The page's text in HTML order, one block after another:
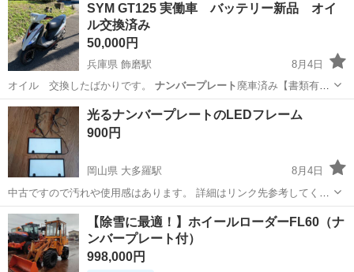
SYM GT125 実働車 バッテリー新品 オイ
ル交換済み
50,000円
兵庫県 飾磨駅
8月4日
オイル 交換したばかりです。 ナンバープレート 廃車済み【書類有り
ます】 自賠責…
兵庫 姫路市 飾磨駅 その他 SYM
光るナンバープレートのLEDフレーム
900円
岡山県 大多羅駅
8月4日
中古ですので汚れや使用感はあります。 詳細はリンク先参考してくだ
さい。 https://amzn.asia/d/8XN5cKb
岡山 岡山市 大多羅駅 アクセサリー ナンバープレート
【除雪に最適！】ホイールローダーFL60（ナ
ンバープレート付）
998,000円